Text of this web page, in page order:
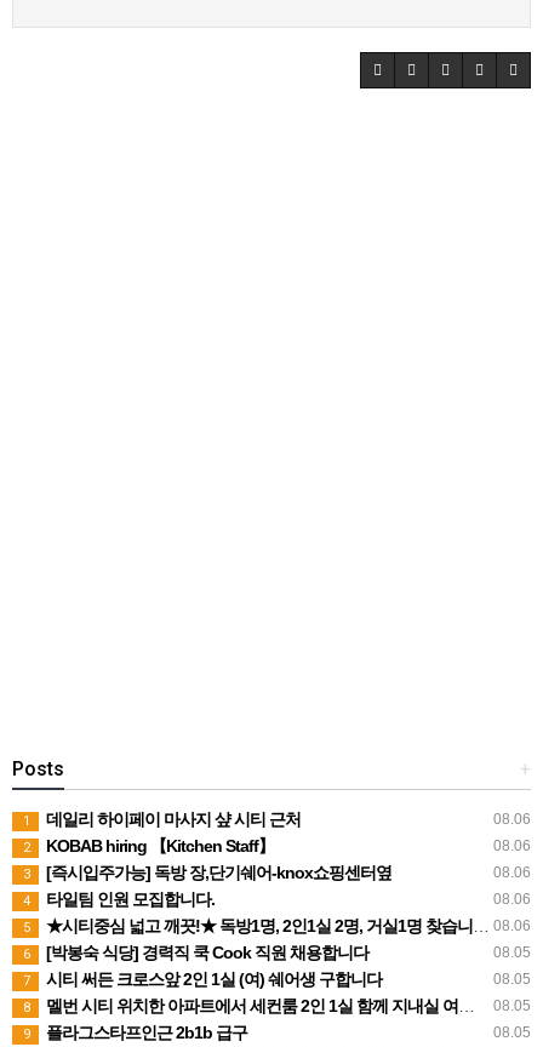
+
Posts
08.06
1 데일리 하이페이 마사지 샾 시티 근처
08.06
2 KOBAB hiring 【Kitchen Staff】
08.06
3 [즉시입주가능] 독방 장,단기쉐어-knox쇼핑센터옆
08.06
4 타일팀 인원 모집합니다.
08.06
5 ★시티중심 넓고 깨끗!★ 독방1명, 2인1실 2명, 거실1명 찾습니다.
08.05
6 [박봉숙 식당] 경력직 쿡 Cook 직원 채용합니다
08.05
7 시티 써든 크로스앞 2인 1실 (여) 쉐어생 구합니다
08.05
8 멜번 시티 위치한 아파트에서 세컨룸 2인 1실 함께 지내실 여성분 1분을 구합니다.
08.05
9 플라그스타프인근 2b1b 급구